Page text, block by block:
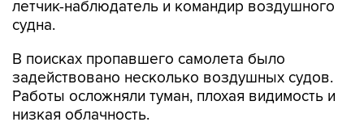
летчик-наблюдатель и командир воздушного
судна.
В поисках пропавшего самолета было
задействовано несколько воздушных судов.
Работы осложняли туман, плохая видимость и
низкая облачность.